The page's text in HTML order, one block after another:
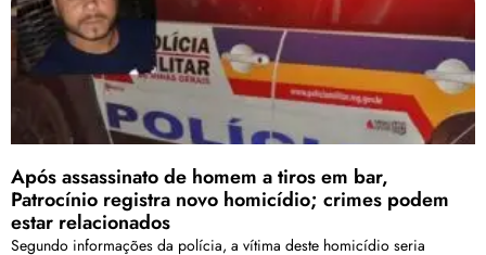
Após assassinato de homem a tiros em bar,
Patrocínio registra novo homicídio; crimes podem
estar relacionados
Segundo informações da polícia, a vítima deste homicídio seria